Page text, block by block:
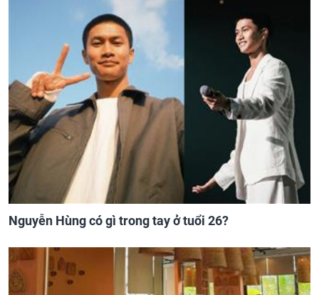
Nguyễn Hùng có gì trong tay ở tuổi 26?